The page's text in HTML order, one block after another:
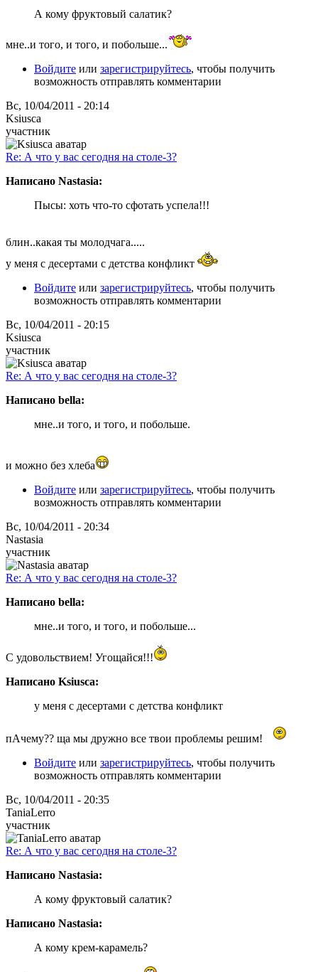
А кому фруктовый салатик?
мне..и того, и того, и побольше...
Войдите или зарегистрируйтесь, чтобы получить
возможность отправлять комментарии
Вс, 10/04/2011 - 20:14
Ksiusca
участник
Re: А что у вас сегодня на столе-3?
Написано Nastasia:
Пысы: хоть что-то сфотать успела!!!
блин..какая ты молодчага.....
у меня с десертами с детства конфликт
Войдите или зарегистрируйтесь, чтобы получить
возможность отправлять комментарии
Вс, 10/04/2011 - 20:15
Ksiusca
участник
Re: А что у вас сегодня на столе-3?
Написано bella:
мне..и того, и того, и побольше.
и можно без хлеба
Войдите или зарегистрируйтесь, чтобы получить
возможность отправлять комментарии
Вс, 10/04/2011 - 20:34
Nastasia
участник
Re: А что у вас сегодня на столе-3?
Написано bella:
мне..и того, и того, и побольше...
С удовольствием! Угощайся!!!
Написано Ksiusca:
у меня с десертами с детства конфликт
пАчему?? ща мы дружно все твои проблемы решим!
Войдите или зарегистрируйтесь, чтобы получить
возможность отправлять комментарии
Вс, 10/04/2011 - 20:35
TaniaLerro
участник
Re: А что у вас сегодня на столе-3?
Написано Nastasia:
А кому фруктовый салатик?
Написано Nastasia:
А кому крем-карамель?